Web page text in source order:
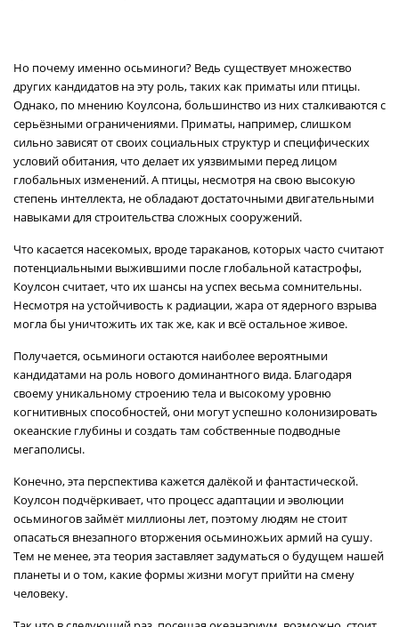
Но почему именно осьминоги? Ведь существует множество
других кандидатов на эту роль, таких как приматы или птицы.
Однако, по мнению Коулсона, большинство из них сталкиваются с
серьёзными ограничениями. Приматы, например, слишком
сильно зависят от своих социальных структур и специфических
условий обитания, что делает их уязвимыми перед лицом
глобальных изменений. А птицы, несмотря на свою высокую
степень интеллекта, не обладают достаточными двигательными
навыками для строительства сложных сооружений.
Что касается насекомых, вроде тараканов, которых часто считают
потенциальными выжившими после глобальной катастрофы,
Коулсон считает, что их шансы на успех весьма сомнительны.
Несмотря на устойчивость к радиации, жара от ядерного взрыва
могла бы уничтожить их так же, как и всё остальное живое.
Получается, осьминоги остаются наиболее вероятными
кандидатами на роль нового доминантного вида. Благодаря
своему уникальному строению тела и высокому уровню
когнитивных способностей, они могут успешно колонизировать
океанские глубины и создать там собственные подводные
мегаполисы.
Конечно, эта перспектива кажется далёкой и фантастической.
Коулсон подчёркивает, что процесс адаптации и эволюции
осьминогов займёт миллионы лет, поэтому людям не стоит
опасаться внезапного вторжения осьминожьих армий на сушу.
Тем не менее, эта теория заставляет задуматься о будущем нашей
планеты и о том, какие формы жизни могут прийти на смену
человеку.